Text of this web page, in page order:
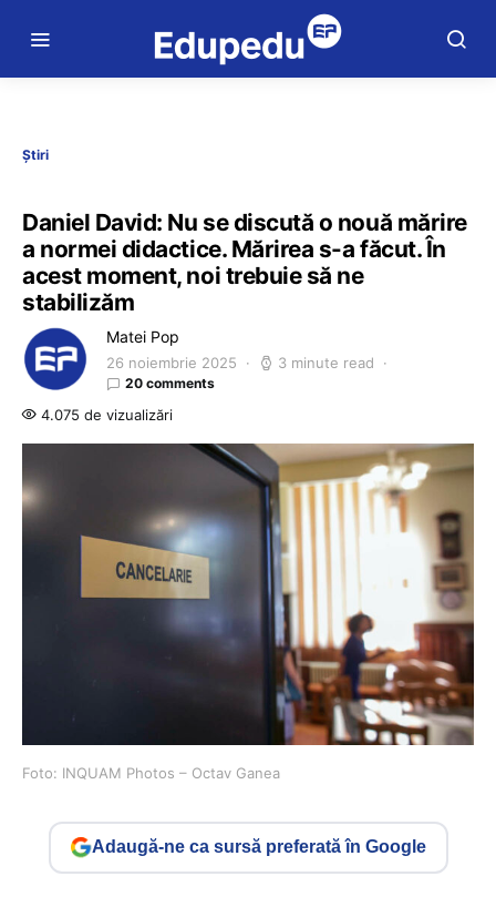
Știri
Daniel David: Nu se discută o nouă mărire
a normei didactice. Mărirea s-a făcut. În
acest moment, noi trebuie să ne
stabilizăm
Matei Pop
26 noiembrie 2025 3 minute read
20 comments
4.075 de vizualizări
Foto: INQUAM Photos – Octav Ganea
Adaugă-ne ca sursă preferată în Google